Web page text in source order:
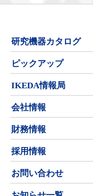
研究機器カタログ
ピックアップ
IKEDA情報局
会社情報
財務情報
採用情報
お問い合わせ